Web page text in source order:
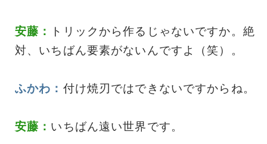
安藤：
トリックから作るじゃないですか。絶
対、いちばん要素がないんですよ（笑）。
ふかわ： 付け焼刃ではできないですからね。
安藤： いちばん遠い世界です。